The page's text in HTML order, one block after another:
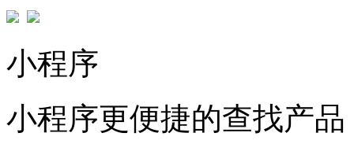
小程序
小程序更便捷的查找产品